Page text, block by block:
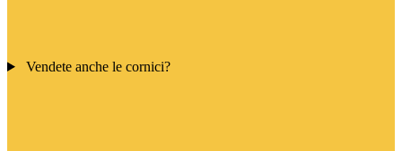
Vendete anche le cornici?